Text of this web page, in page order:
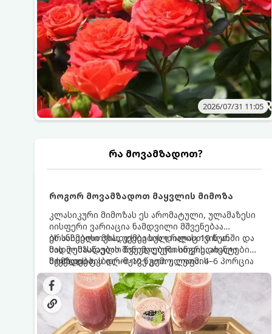
2026/07/31 11:05
რა მოვამზადოთ?
როგორ მოვამზადოთ მაყვლის მიმოზა
კლასიკური მიმოზას ეს არომატული, ულამაზესი
იისფერი ვარიაცია ნამდვილი მშვენებაა
ბრანჩებისთვის, უქმეების დილისთვის ან
სადღესასწაულო წვეულებებისთვის. ახალი
მაყვლის ტკბილ-მჟავე გემო, ლაიმის
ციტრუსოვანი არომატი და ცქრიალა ღვინის
ბუშტუკები ქმნის საოცრად დახვეწილ და
მაგრილებელ კოქტეილს.
ეს სასმელი მზადდება სულ რაღაც 10 წუთში და
მის მომზადებას მინიმალური ინგრედიენტები
სჭირდება.
მომზადების დრო: 10 წუთი ულუფა: 4–6 პორცია